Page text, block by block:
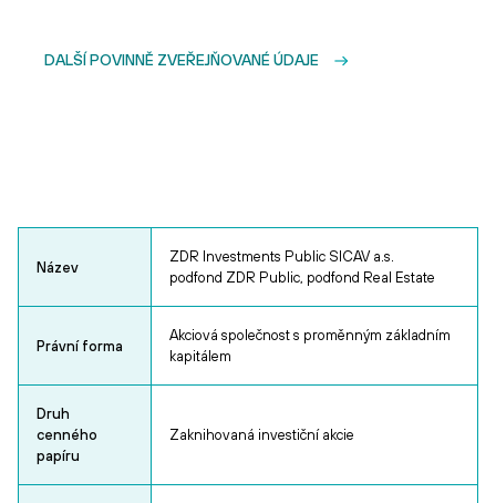
DALŠÍ POVINNĚ ZVEŘEJŇOVANÉ ÚDAJE
Název
ZDR Investments Public SICAV a.s.
podfond ZDR Public, podfond Real Estate
Právní forma
Akciová společnost s proměnným základním
kapitálem
Druh
cenného
papíru
Zaknihovaná investiční akcie